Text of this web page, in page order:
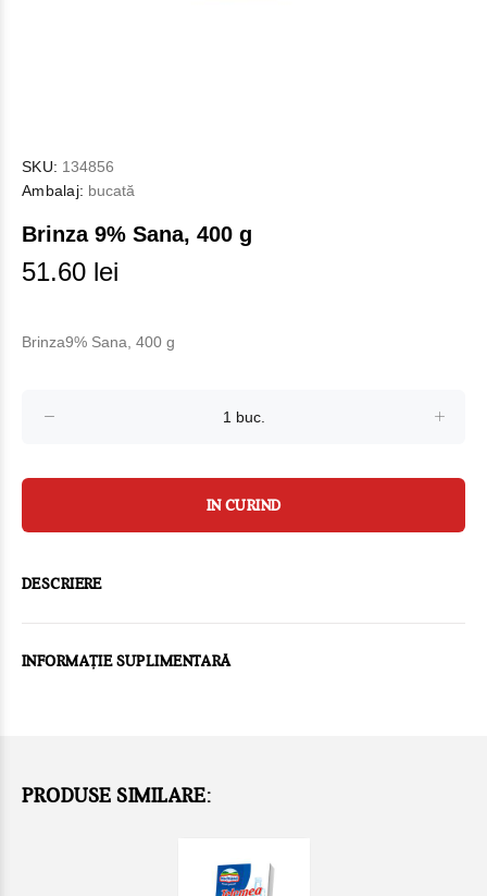
SKU: 134856
Ambalaj: bucată
Brinza 9% Sana, 400 g
51.60 lei
Brinza9% Sana, 400 g
IN CURIND
DESCRIERE
INFORMAȚIE SUPLIMENTARĂ
PRODUSE SIMILARE: